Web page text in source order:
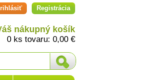
Registrácia
nákupný košík
0 ks tovaru: 0,00 €